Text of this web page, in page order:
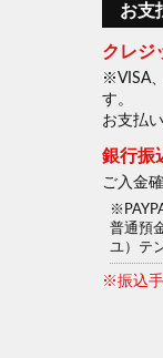
お支
クレジ
※VISA
す。
お支払
銀行振
ご入金
普通預
ユ）テ
※振込手